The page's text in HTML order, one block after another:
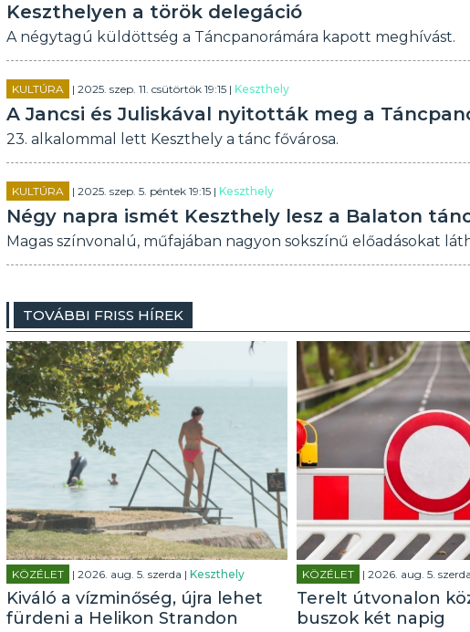
Keszthelyen a török delegáció
A négytagú küldöttség a Táncpanorámára kapott meghívást.
KULTÚRA | 2025. szep. 11. csütörtök 19:15 | Keszthely
A Jancsi és Juliskával nyitották meg a
23. alkalommal lett Keszthely a tánc fővárosa.
KULTÚRA | 2025. szep. 5. péntek 19:15 | Keszthely
Négy napra ismét Keszthely lesz a Balaton
Magas színvonalú, műfajában nagyon sokszínű előadásokat
TOVÁBBI FRISS HÍREK
KÖZÉLET | 2026. aug. 5. szerda | Keszthely
Kiváló a vízminőség, újra lehet
fürdeni a Helikon Strandon
KÖZÉLET | 2026. aug. 5.
Terelt útvonalon
buszok két napig